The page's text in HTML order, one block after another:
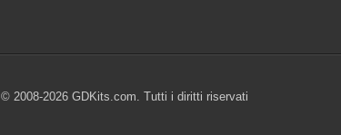
© 2008-2026 GDKits.com. Tutti i diritti riservati